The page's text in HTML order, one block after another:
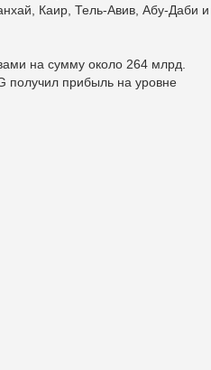
Каир, Тель-Авив, Абу-Даби и
на сумму около 264 млрд.
получил прибыль на уровне